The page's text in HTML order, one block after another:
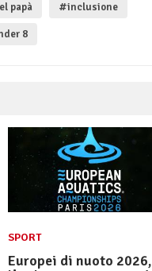
papà #inclusione
8
SPORT
Europei di nuoto 2026,